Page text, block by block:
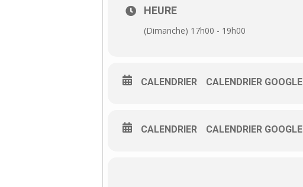
HEURE
(Dimanche) 17h00 - 19h00
CALENDRIER CALENDRIER GOOGLE
CALENDRIER CALENDRIER GOOGLE